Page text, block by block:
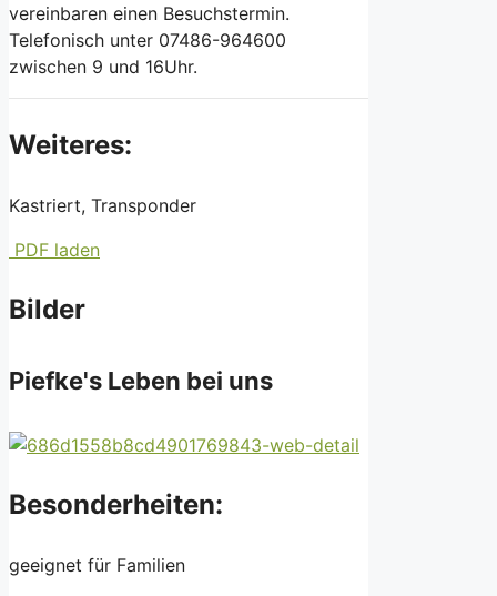
vereinbaren einen Besuchstermin.
Telefonisch unter 07486-964600
zwischen 9 und 16Uhr.
Weiteres:
Kastriert, Transponder
PDF laden
Bilder
Piefke's Leben bei uns
Besonderheiten:
geeignet für Familien